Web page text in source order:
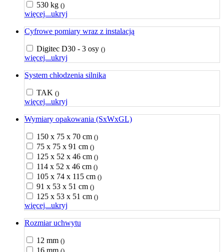
530 kg ()
więcej...ukryj
Cyfrowe pomiary wraz z instalacją
Digitec D30 - 3 osy ()
więcej...ukryj
System chłodzenia silnika
TAK ()
więcej...ukryj
Wymiary opakowania (SxWxGL)
150 x 75 x 70 cm ()
75 x 75 x 91 cm ()
125 x 52 x 46 cm ()
114 x 52 x 46 cm ()
105 x 74 x 115 cm ()
91 x 53 x 51 cm ()
125 x 53 x 51 cm ()
więcej...ukryj
Rozmiar uchwytu
12 mm ()
16 mm